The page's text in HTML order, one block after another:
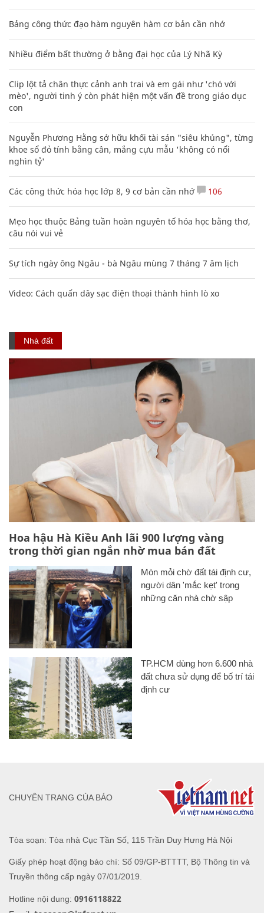
Bảng công thức đạo hàm nguyên hàm cơ bản cần nhớ
Nhiều điểm bất thường ở bằng đại học của Lý Nhã Kỳ
Clip lột tả chân thực cảnh anh trai và em gái như 'chó với
mèo', người tinh ý còn phát hiện một vấn đề trong giáo dục
con
Nguyễn Phương Hằng sở hữu khối tài sản "siêu khủng", từng
khoe sổ đỏ tính bằng cân, mắng cựu mẫu 'không có nổi
nghìn tỷ'
Các công thức hóa học lớp 8, 9 cơ bản cần nhớ 106
Mẹo học thuộc Bảng tuần hoàn nguyên tố hóa học bằng thơ,
câu nói vui vẻ
Sự tích ngày ông Ngâu - bà Ngâu mùng 7 tháng 7 âm lịch
Video: Cách quấn dây sạc điện thoại thành hình lò xo
Nhà đất
Hoa hậu Hà Kiều Anh lãi 900 lượng vàng
trong thời gian ngắn nhờ mua bán đất
Mòn mỏi chờ đất tái định cư,
người dân 'mắc kẹt' trong
những căn nhà chờ sập
TP.HCM dùng hơn 6.600 nhà
đất chưa sử dụng để bố trí tái
định cư
Tòa soạn: Tòa nhà Cục Tần Số, 115 Trần Duy Hưng Hà Nội
Giấy phép hoạt động báo chí: Số 09/GP-BTTTT, Bộ Thông tin và
Truyền thông cấp ngày 07/01/2019.
Hotline nội dung: 0916118822
CHUYÊN TRANG CỦA BÁO